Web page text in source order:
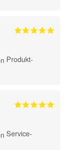
Produkt-
Service-